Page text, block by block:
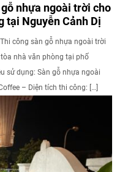
nhựa ngoài trời cho
tại Nguyễn Cảnh Dị
công sàn gỗ nhựa ngoài trời
nhà văn phòng tại phố
sử dụng: Sàn gỗ nhựa ngoài
– Diện tích thi công: […]